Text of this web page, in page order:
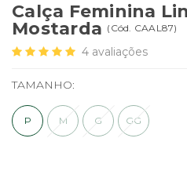
Calça Feminina
Mostarda ( Cód. CAAL87)
4 avaliações
TAMANHO:
P M G GG